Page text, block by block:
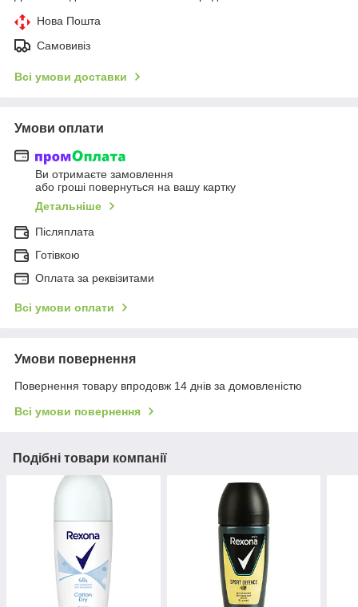
Нова Пошта
Самовивіз
Всі умови доставки
Умови оплати
Ви отримаєте замовлення
або гроші повернуться на вашу картку
Детальніше
Післяплата
Готівкою
Оплата за реквізитами
Всі умови оплати
Умови повернення
Повернення товару впродовж 14 днів за домовленістю
Всі умови повернення
Подібні товари компанії